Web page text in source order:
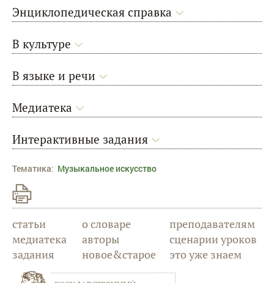
Энциклопедическая справка
В культуре
В языке и речи
Медиатека
Интерактивные задания
Тематика: Музыкальное искусство
статьи
медиатека
задания
о словаре
авторы
новое&старое
преподавателям
сценарии уроков
это уже знаем